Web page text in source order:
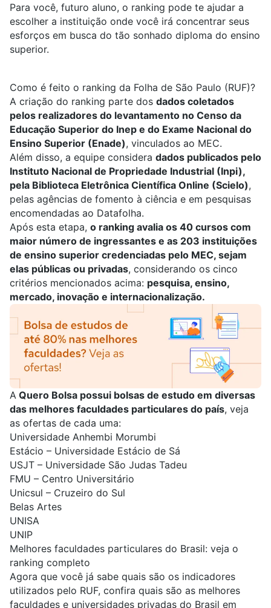
Para você, futuro aluno, o ranking pode te ajudar a
escolher a instituição onde você irá concentrar seus
esforços em busca do tão sonhado diploma do ensino
superior.
Como é feito o ranking da Folha de São Paulo (RUF)?
A criação do ranking parte dos dados coletados
pelos realizadores do levantamento no Censo da
Educação Superior do Inep e do Exame Nacional do
Ensino Superior (Enade), vinculados ao MEC.
Além disso, a equipe considera dados publicados pelo
Instituto Nacional de Propriedade Industrial (Inpi),
pela Biblioteca Eletrônica Científica Online (Scielo),
pelas agências de fomento à ciência e em pesquisas
encomendadas ao Datafolha.
Após esta etapa, o ranking avalia os 40 cursos com
maior número de ingressantes e as 203 instituições
de ensino superior credenciadas pelo MEC, sejam
elas públicas ou privadas, considerando os cinco
critérios mencionados acima: pesquisa, ensino,
mercado, inovação e internacionalização.
A Quero Bolsa possui bolsas de estudo em diversas
das melhores faculdades particulares do país, veja
as ofertas de cada uma:
Universidade Anhembi Morumbi
Estácio – Universidade Estácio de Sá
USJT – Universidade São Judas Tadeu
FMU – Centro Universitário
Unicsul – Cruzeiro do Sul
Belas Artes
UNISA
UNIP
Melhores faculdades particulares do Brasil: veja o
ranking completo
Agora que você já sabe quais são os indicadores
utilizados pelo RUF, confira quais são as melhores
faculdades e universidades privadas do Brasil em